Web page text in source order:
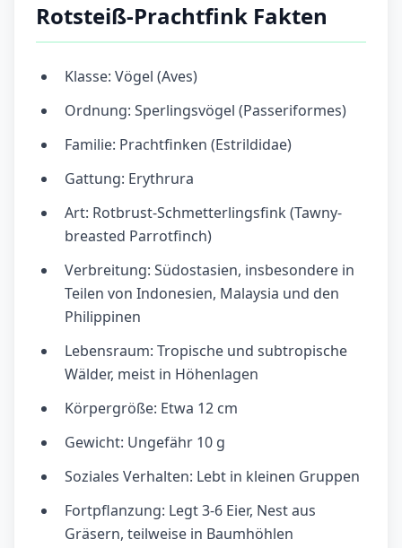
Rotsteiß-Prachtfink Fakten
Klasse: Vögel (Aves)
Ordnung: Sperlingsvögel (Passeriformes)
Familie: Prachtfinken (Estrildidae)
Gattung: Erythrura
Art: Rotbrust-Schmetterlingsfink (Tawny-
breasted Parrotfinch)
Verbreitung: Südostasien, insbesondere in
Teilen von Indonesien, Malaysia und den
Philippinen
Lebensraum: Tropische und subtropische
Wälder, meist in Höhenlagen
Körpergröße: Etwa 12 cm
Gewicht: Ungefähr 10 g
Soziales Verhalten: Lebt in kleinen Gruppen
Fortpflanzung: Legt 3-6 Eier, Nest aus
Gräsern, teilweise in Baumhöhlen